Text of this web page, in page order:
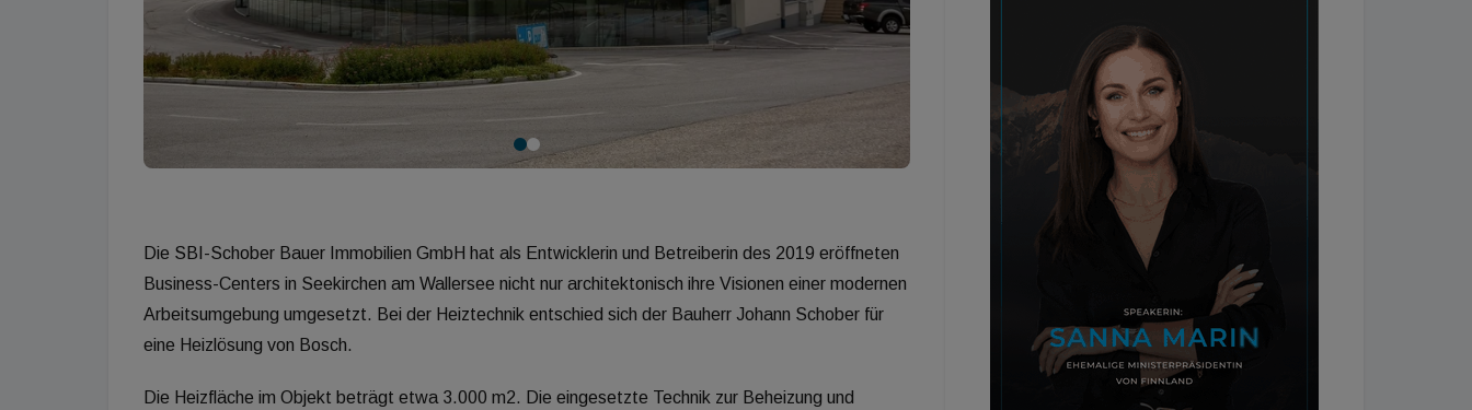
Die SBI-Schober Bauer Immobilien GmbH hat als Entwicklerin und Betreiberin des 2019 eröffneten
Business-Centers in Seekirchen am Wallersee nicht nur architektonisch ihre Visionen einer modernen
Arbeitsumgebung umgesetzt. Bei der Heiztechnik entschied sich der Bauherr Johann Schober für
eine Heizlösung von Bosch.
Die Heizfläche im Objekt beträgt etwa 3.000 m2. Die eingesetzte Technik zur Beheizung und